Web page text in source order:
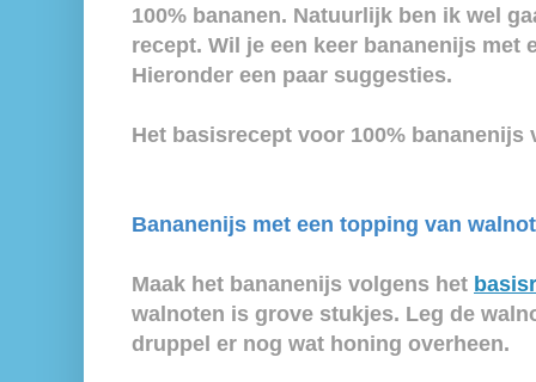
100% bananen. Natuurlijk ben ik wel
recept. Wil je een keer bananenijs met
Hieronder een paar suggesties.
Het basisrecept voor 100%
Bananenijs met een topping van
Maak het bananenijs volgens het
walnoten is grove stukjes. Leg de
druppel er nog wat honing overheen.